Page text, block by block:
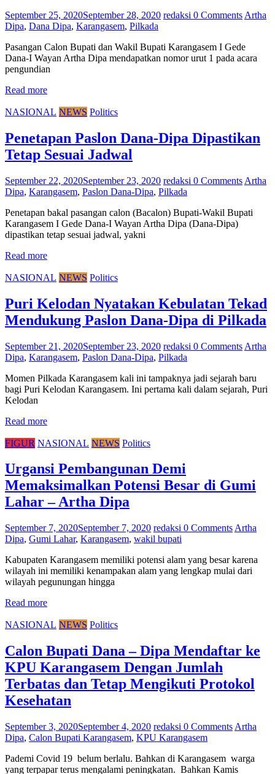
September 25, 2020September 28, 2020 redaksi 0 Comments Artha
Dipa, Dana Dipa, Karangasem, Pilkada
Pasangan Calon Bupati dan Wakil Bupati Karangasem I Gede
Dana-I Wayan Artha Dipa mendapatkan nomor urut 1 pada acara
pengundian
Read more
NASIONAL NEWS Politics
Penetapan Paslon Dana-Dipa Dipastikan
Tetap Sesuai Jadwal
September 22, 2020September 23, 2020 redaksi 0 Comments Artha
Dipa, Karangasem, Paslon Dana-Dipa, Pilkada
Penetapan bakal pasangan calon (Bacalon) Bupati-Wakil Bupati
Karangasem I Gede Dana-I Wayan Artha Dipa (Dana-Dipa)
dipastikan tetap sesuai jadwal, yakni
Read more
NASIONAL NEWS Politics
Puri Kelodan Nyatakan Kebulatan Tekad
Mendukung Paslon Dana-Dipa di Pilkada
September 21, 2020September 23, 2020 redaksi 0 Comments Artha
Dipa, Karangasem, Paslon Dana-Dipa, Pilkada
Momen Pilkada Karangasem kali ini tampaknya jadi sejarah baru
bagi Puri Kelodan Karangasem. Ini pertama kali dalam sejarah, Puri
Kelodan
Read more
FIGUR NASIONAL NEWS Politics
Urgansi Pembangunan Demi
Memaksimalkan Potensi Besar di Gumi
Lahar – Artha Dipa
September 7, 2020September 7, 2020 redaksi 0 Comments Artha
Dipa, Gumi Lahar, Karangasem, wakil bupati
Kabupaten Karangasem memiliki potensi alam yang besar karena
wilayah ini memiliki kenampakan alam yang lengkap mulai dari
wilayah pegunungan hingga
Read more
NASIONAL NEWS Politics
Calon Bupati Dana – Dipa Mendaftar ke
KPU Karangasem Dengan Jumlah
Terbatas dan Tetap Mengikuti Protokol
Kesehatan
September 3, 2020September 4, 2020 redaksi 0 Comments Artha
Dipa, Calon Bupati Karangasem, KPU Karangasem
Pademi Covid 19 belum berlalu. Bahkan di Karangasem warga
yang terpapar terus mengalami peningkatan. Bahkan Kamis